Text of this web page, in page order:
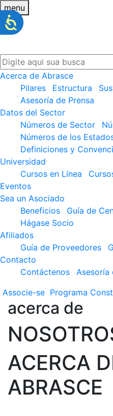
menu
Acerca de Abrasce
Pilares
Estructura
Asesoría de Prensa
Datos del Sector
Números de Sector
Números de los
Definiciones y
Universidad
Cursos en Línea
Eventos
Sea un Asociado
Beneficios
Guía de
Hágase Socio
Afiliados
Guía de Proveedores
Contacto
Contáctenos
Asesoría
Associe-se Programa
acerca de
ACERCA
ABRASCE